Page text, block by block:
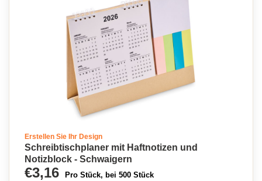
Erstellen Sie Ihr Design
Schreibtischplaner mit Haftnotizen und
Notizblock - Schwaigern
€3,16 Pro Stück, bei 500 Stück